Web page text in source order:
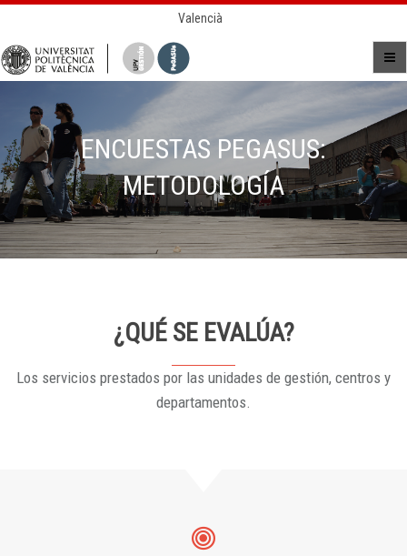
Valencià
ENCUESTAS PEGASUS:
METODOLOGÍA
¿QUÉ SE EVALÚA?
Los servicios prestados por las unidades de gestión, centros y
departamentos.